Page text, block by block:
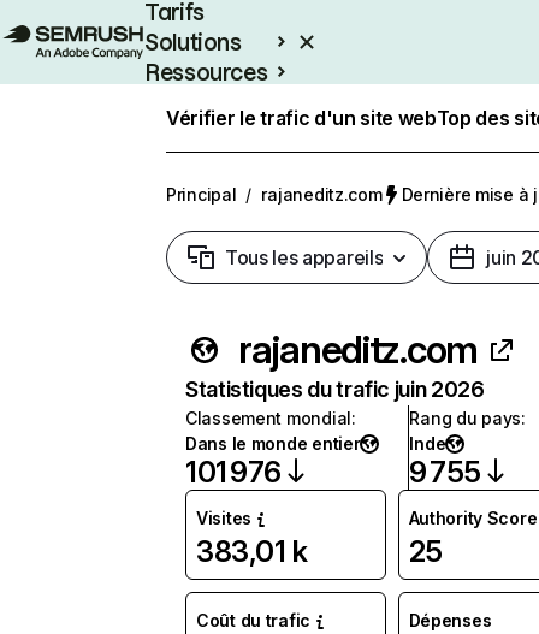
Tarifs
Solutions
Ressources
Vérifier le trafic d'un site webTop des
Principal / rajaneditz.com Dernière mise à
Tous les appareils juin
rajaneditz.com
Statistiques du trafic juin 2026
Classement mondial:
Dans le monde entier
101 976
Rang du pays:
Inde
9 755
Visites
383,01 k
Authority Score
25
Coût du trafic
Dépenses